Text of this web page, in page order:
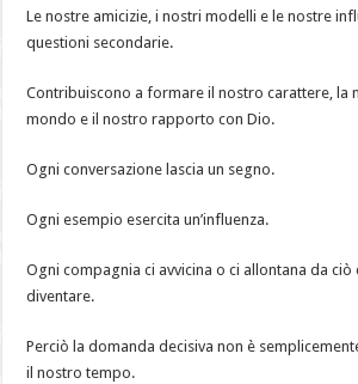
Le nostre amicizie, i nostri modelli e le nostre
questioni secondarie.
Contribuiscono a formare il nostro carattere, la
mondo e il nostro rapporto con Dio.
Ogni conversazione lascia un segno.
Ogni esempio esercita un’influenza.
Ogni compagnia ci avvicina o ci allontana da ciò
diventare.
Perciò la domanda decisiva non è
il nostro tempo.